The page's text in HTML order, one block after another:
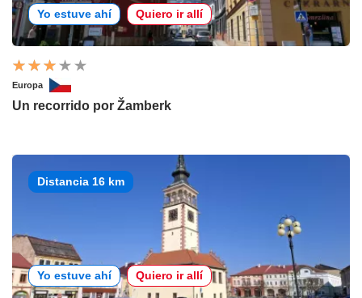
Yo estuve ahí Quiero ir allí
Europa
Un recorrido por Žamberk
Distancia 16 km
Yo estuve ahí Quiero ir allí